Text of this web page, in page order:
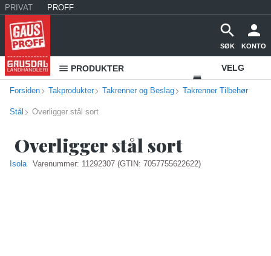
PRIVAT PROFF
SØK KONTO
PRODUKTER VELG
VAREHUS
Forsiden Takprodukter Takrenner og Beslag Takrenner Tilbehør
Stål Overligger stål sort
Overligger stål sort
Isola Varenummer: 11292307 (GTIN: 7057755622622)